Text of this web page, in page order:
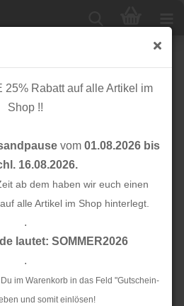
25% Rabatt auf alle Artikel im
Shop !!
vom 01.08.2026 bis
16.08.2026.
ab dem haben wir euch einen
alle Artikel im Shop hinterlegt.
.
lautet: SOMMER2026
.
im Warenkorb in das Feld "Gutschein-
und somit einlösen!
- ocean - Mind the Maker